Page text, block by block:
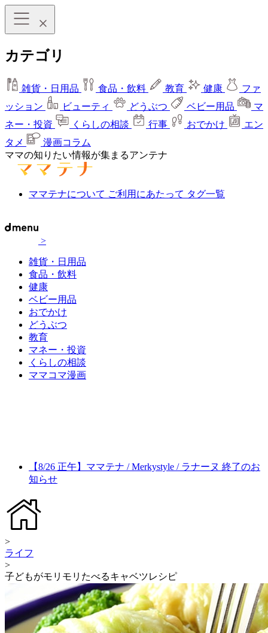
カテゴリ
雑貨・日用品 食品・飲料 教育 健康
ファ
ッション
ビューティ どうぶつ ベビー用品
マ
ネー・投資
くらしの相談 行事 おでかけ
エン
タメ
漫画コラム
ママの知りたい情報が集まるアンテナ
ママテナについて ご利用にあたって タグ一覧
>
雑貨・日用品
食品・飲料
健康
ベビー用品
おでかけ
どうぶつ
教育
マネー・投資
くらしの相談
ママコマ漫画
【8/26 正午】ママテナ / Merkystyle / ラナーヌ 終了のお
知らせ
>
ライフ
>
子どもがモリモリたべるキャベツレシピ